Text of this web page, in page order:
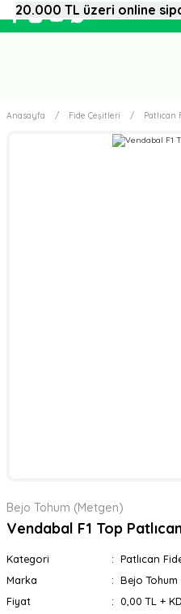
Anasayfa Fide Çeşitleri Patlıcan
Bejo Tohum (Metgen)
Vendabal F1 Top
Kategori Patlıcan
Marka
Bejo
Fiyat
0,00 TL +
20.000 TL üzeri online